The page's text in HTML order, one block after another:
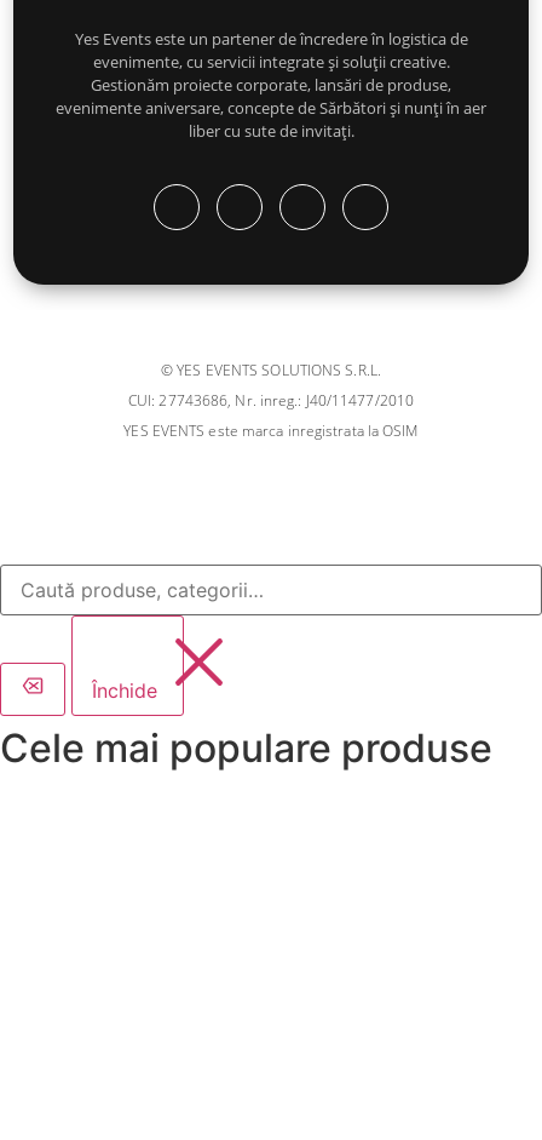
Yes Events este un partener de încredere în logistica de
evenimente, cu servicii integrate și soluții creative.
Gestionăm proiecte corporate, lansări de produse,
evenimente aniversare, concepte de Sărbători și nunți în aer
liber cu sute de invitați.
© YES EVENTS SOLUTIONS S.R.L.
CUI: 27743686, Nr. inreg.: J40/11477/2010
YES EVENTS este marca inregistrata la OSIM
Închide
Cele mai populare produse